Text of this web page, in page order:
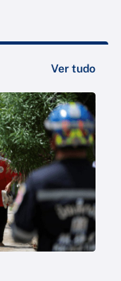
Ver tudo